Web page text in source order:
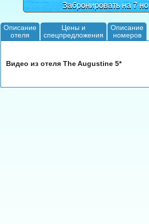
Забронировать на 7
Описание
отеля
Цены и
спецпредложения
Описание
номеров
Видео из отеля The Augustine 5*